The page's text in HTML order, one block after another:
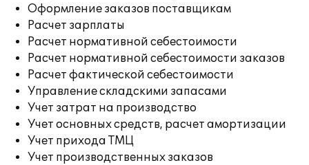
Оформление заказов поставщикам
Расчет зарплаты
Расчет нормативной себестоимости
Расчет нормативной себестоимости заказов
Расчет фактической себестоимости
Управление складскими запасами
Учет затрат на производство
Учет основных средств, расчет амортизации
Учет прихода ТМЦ
Учет производственных заказов